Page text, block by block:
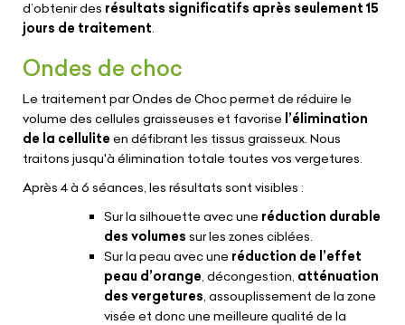
d’obtenir des résultats significatifs après seulement 15
jours de traitement.
Ondes de choc
Le traitement par Ondes de Choc permet de réduire le
volume des cellules graisseuses et favorise l’élimination
de la cellulite en défibrant les tissus graisseux. Nous
traitons jusqu'à élimination totale toutes vos vergetures.
Après 4 à 6 séances, les résultats sont visibles :
Sur la silhouette avec une réduction durable
des volumes sur les zones ciblées.
Sur la peau avec une réduction de l’effet
peau d’orange, décongestion, atténuation
des vergetures, assouplissement de la zone
visée et donc une meilleure qualité de la